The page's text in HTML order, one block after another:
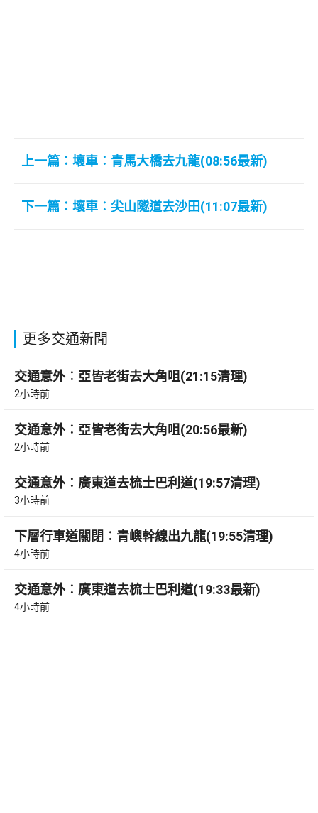
上一篇：壞車︰青馬大橋去九龍(08:56最新)
下一篇：壞車︰尖山隧道去沙田(11:07最新)
更多交通新聞
交通意外︰亞皆老街去大角咀(21:15清理)
2小時前
交通意外︰亞皆老街去大角咀(20:56最新)
2小時前
交通意外︰廣東道去梳士巴利道(19:57清理)
3小時前
下層行車道關閉︰青嶼幹線出九龍(19:55清理)
4小時前
交通意外︰廣東道去梳士巴利道(19:33最新)
4小時前